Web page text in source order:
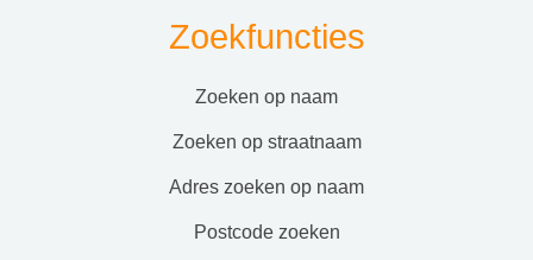
Zoekfuncties
zoeken op naam
zoeken op straatnaam
adres zoeken op naam
postcode zoeken